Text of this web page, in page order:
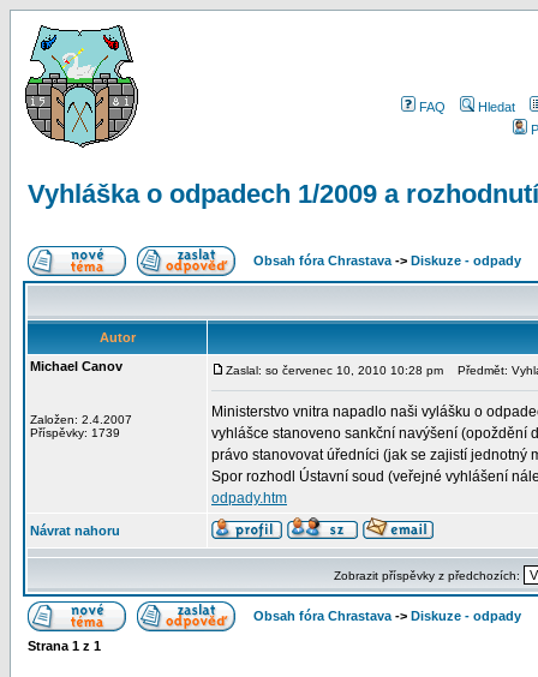
FAQ
Hledat
Vyhláška o odpadech 1/2009 a
Obsah fóra Chrastava -> Diskuze - odpady
Autor
Michael Canov
Založen: 2.4.2007
Příspěvky: 1739
Zaslal: so červenec 10, 2010 10:28 pm Předmět:
Ministerstvo vnitra napadlo naši vylášku o
vyhlášce stanoveno sankční navýšení (opoždění
právo stanovovat úředníci (jak se zajistí jednotný
Spor rozhodl Ústavní soud (veřejné vyhlášení
odpady.htm
Návrat nahoru
Zobrazit příspěvky z předchozích:
Obsah fóra Chrastava -> Diskuze - odpady
Strana 1 z 1